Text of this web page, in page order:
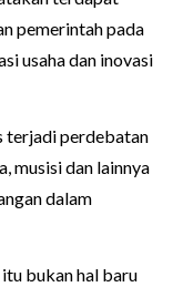
pemerintah pada
usaha dan inovasi
terjadi perdebatan
musisi dan lainnya
dalam
bukan hal baru